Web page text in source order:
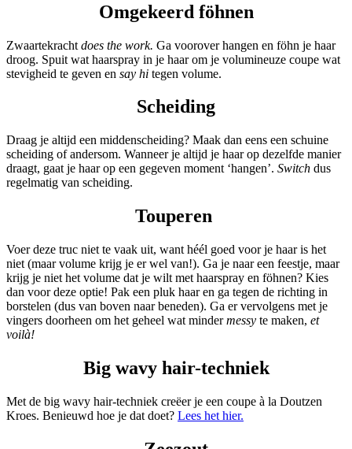
Omgekeerd föhnen
Zwaartekracht does the work. Ga voorover hangen en föhn je haar
droog. Spuit wat haarspray in je haar om je volumineuze coupe wat
stevigheid te geven en say hi tegen volume.
Scheiding
Draag je altijd een middenscheiding? Maak dan eens een schuine
scheiding of andersom. Wanneer je altijd je haar op dezelfde manier
draagt, gaat je haar op een gegeven moment ‘hangen’. Switch dus
regelmatig van scheiding.
Touperen
Voer deze truc niet te vaak uit, want héél goed voor je haar is het
niet (maar volume krijg je er wel van!). Ga je naar een feestje, maar
krijg je niet het volume dat je wilt met haarspray en föhnen? Kies
dan voor deze optie! Pak een pluk haar en ga tegen de richting in
borstelen (dus van boven naar beneden). Ga er vervolgens met je
vingers doorheen om het geheel wat mindermessy te maken, et
voilà!
Big wavy hair-techniek
Met de big wavy hair-techniek creëer je een coupe à la Doutzen
Kroes. Benieuwd hoe je dat doet? Lees het hier.